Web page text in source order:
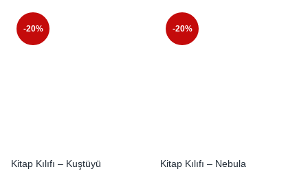
-20%
Kitap Kılıfı – Kuştüyü
-20%
Kitap Kılıfı – Nebula